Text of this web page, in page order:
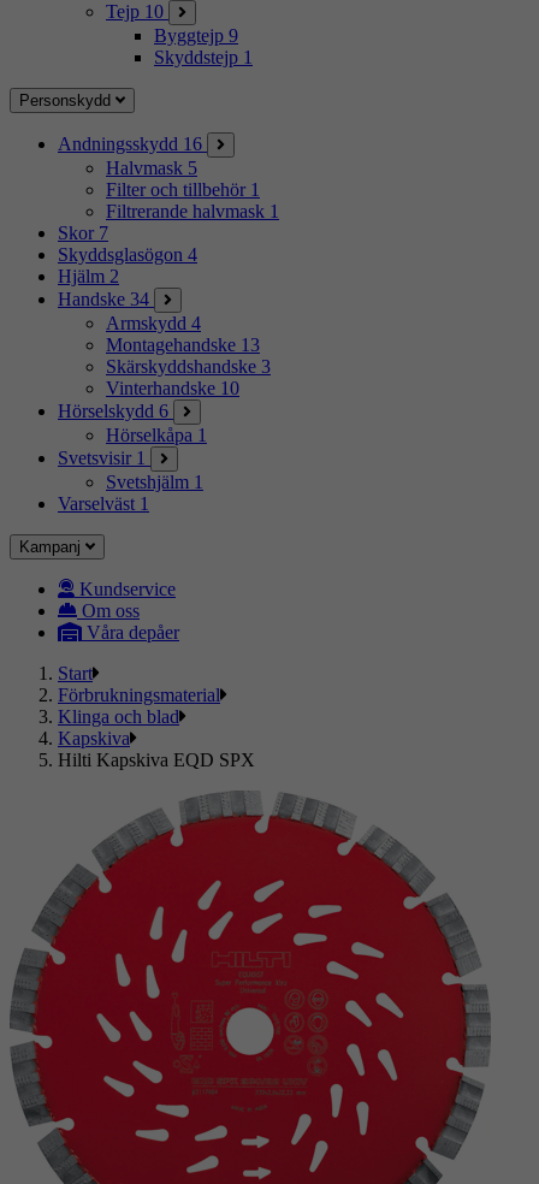
Tejp 10
Byggtejp 9
Skyddstejp 1
Personskydd
Andningsskydd 16
Halvmask 5
Filter och tillbehör 1
Filtrerande halvmask 1
Skor 7
Skyddsglasögon 4
Hjälm 2
Handske 34
Armskydd 4
Montagehandske 13
Skärskyddshandske 3
Vinterhandske 10
Hörselskydd 6
Hörselkåpa 1
Svetsvisir 1
Svetshjälm 1
Varselväst 1
Kampanj
Kundservice
Om oss
Våra depåer
Start
Förbrukningsmaterial
Klinga och blad
Kapskiva
Hilti Kapskiva EQD SPX